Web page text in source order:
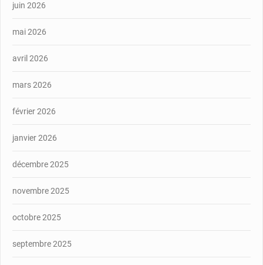
juin 2026
mai 2026
avril 2026
mars 2026
février 2026
janvier 2026
décembre 2025
novembre 2025
octobre 2025
septembre 2025